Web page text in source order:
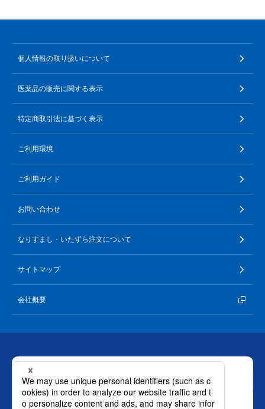
個人情報の取り扱いについて
医薬品の販売に関する表示
特定商取引法に基づく表示
ご利用環境
ご利用ガイド
お問い合わせ
なりすまし・いたずら注文について
サイトマップ
会社概要
お問い合わせ
ロート製薬株式会社 通販事業部